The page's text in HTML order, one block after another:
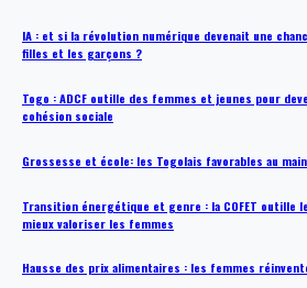
IA : et si la révolution numérique devenait une
filles et les garçons ?
Togo : ADCF outille des femmes et jeunes pour
cohésion sociale
Grossesse et école: les Togolais favorables au
Transition énergétique et genre : la COFET outille
mieux valoriser les femmes
Hausse des prix alimentaires : les femmes